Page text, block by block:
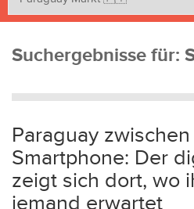
Suchergebnisse für:
Paraguay
Smartphone: Der
zeigt sich dort, wo
jemand erwartet